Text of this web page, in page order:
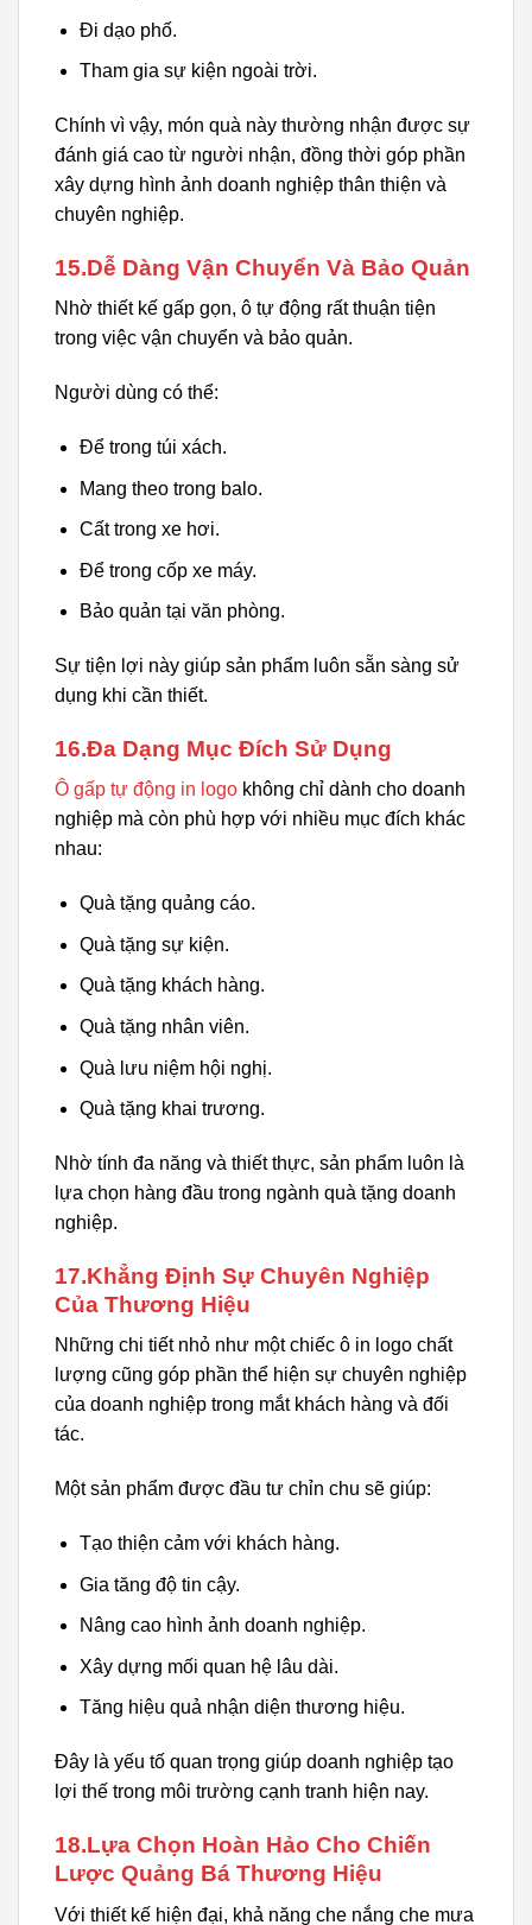
Đi dạo phố.
Tham gia sự kiện ngoài trời.
Chính vì vậy, món quà này thường nhận được sự
đánh giá cao từ người nhận, đồng thời góp phần
xây dựng hình ảnh doanh nghiệp thân thiện và
chuyên nghiệp.
15.Dễ Dàng Vận Chuyển Và Bảo Quản
Nhờ thiết kế gấp gọn, ô tự động rất thuận tiện
trong việc vận chuyển và bảo quản.
Người dùng có thể:
Để trong túi xách.
Mang theo trong balo.
Cất trong xe hơi.
Để trong cốp xe máy.
Bảo quản tại văn phòng.
Sự tiện lợi này giúp sản phẩm luôn sẵn sàng sử
dụng khi cần thiết.
16.Đa Dạng Mục Đích Sử Dụng
Ô gấp tự động in logo không chỉ dành cho doanh
nghiệp mà còn phù hợp với nhiều mục đích khác
nhau:
Quà tặng quảng cáo.
Quà tặng sự kiện.
Quà tặng khách hàng.
Quà tặng nhân viên.
Quà lưu niệm hội nghị.
Quà tặng khai trương.
Nhờ tính đa năng và thiết thực, sản phẩm luôn là
lựa chọn hàng đầu trong ngành quà tặng doanh
nghiệp.
17.Khẳng Định Sự Chuyên Nghiệp
Của Thương Hiệu
Những chi tiết nhỏ như một chiếc ô in logo chất
lượng cũng góp phần thể hiện sự chuyên nghiệp
của doanh nghiệp trong mắt khách hàng và đối
tác.
Một sản phẩm được đầu tư chỉn chu sẽ giúp:
Tạo thiện cảm với khách hàng.
Gia tăng độ tin cậy.
Nâng cao hình ảnh doanh nghiệp.
Xây dựng mối quan hệ lâu dài.
Tăng hiệu quả nhận diện thương hiệu.
Đây là yếu tố quan trọng giúp doanh nghiệp tạo
lợi thế trong môi trường cạnh tranh hiện nay.
18.Lựa Chọn Hoàn Hảo Cho Chiến
Lược Quảng Bá Thương Hiệu
Với thiết kế hiện đại, khả năng che nắng che mưa